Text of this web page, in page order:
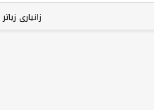
زانیاری زیاتر